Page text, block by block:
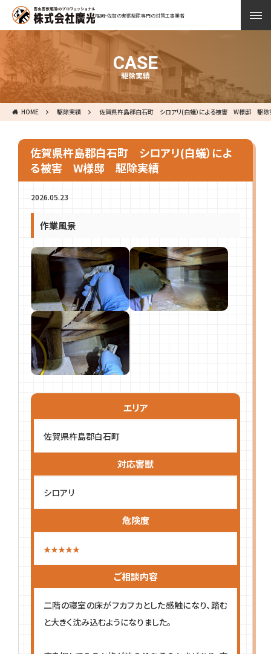
福岡・佐賀の害獣駆除専門の対策工事業者
CASE
駆除実績
HOME 駆除実績 佐賀県杵島郡白石町 シロアリ(白蟻）による被害 W様邸 駆除
佐賀県杵島郡白石町 シロアリ(白蟻）によ
る被害 W様邸 駆除実績
2026.05.23
作業風景
エリア
佐賀県杵島郡白石町
対応害獣
シロアリ
危険度
ご相談内容
二階の寝室の床がフカフカとした感触になり、踏む
と大きく沈み込むようになりました。